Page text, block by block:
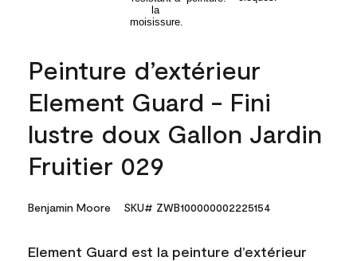
Peinture d’extérieur
Element Guard - Fini
lustre doux Gallon Jardin
Fruitier 029
Benjamin Moore SKU# ZWB100000002225154
Element Guard est la peinture d’extérieur